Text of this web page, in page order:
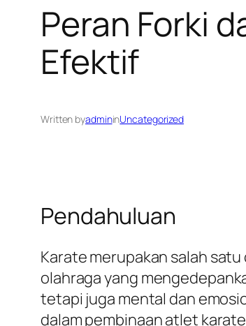
Peran Forki
Efektif
Written byadmininUncategorized
Pendahuluan
Karate merupakan salah
olahraga yang
tetapi juga mental dan
dalam pembinaan atlet